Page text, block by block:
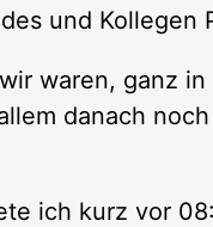
und Kollegen
waren, ganz
danach
ich kurz vor